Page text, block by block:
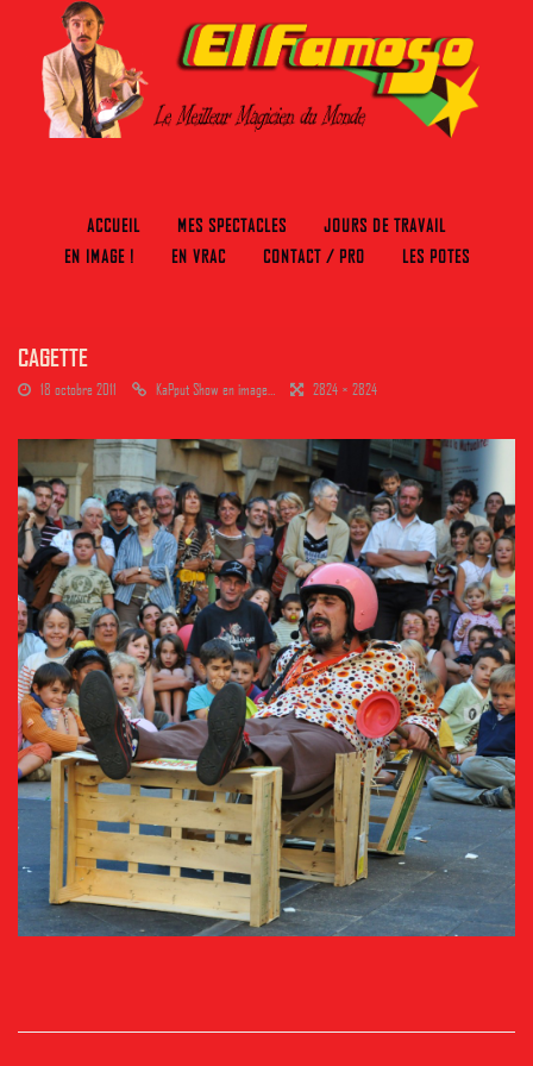
ACCUEIL MES SPECTACLES
JOURS DE TRAVAIL
EN IMAGE !
EN VRAC CONTACT / PRO LES POTES
CAGETTE
18 octobre 2011 KaPput Show en image… 2824 × 2824